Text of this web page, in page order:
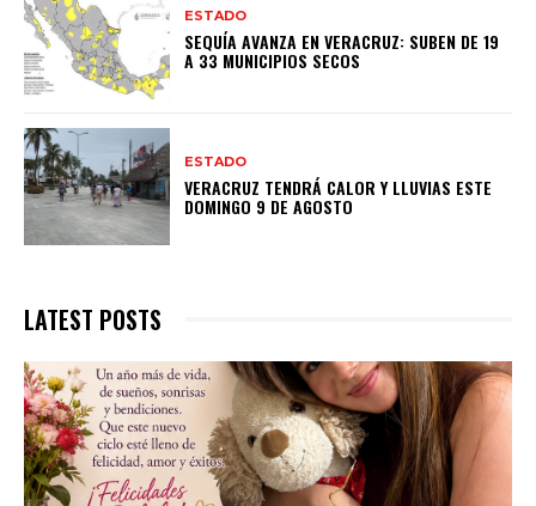
ESTADO
SEQUÍA AVANZA EN VERACRUZ: SUBEN DE 19
A 33 MUNICIPIOS SECOS
ESTADO
VERACRUZ TENDRÁ CALOR Y LLUVIAS ESTE
DOMINGO 9 DE AGOSTO
LATEST POSTS